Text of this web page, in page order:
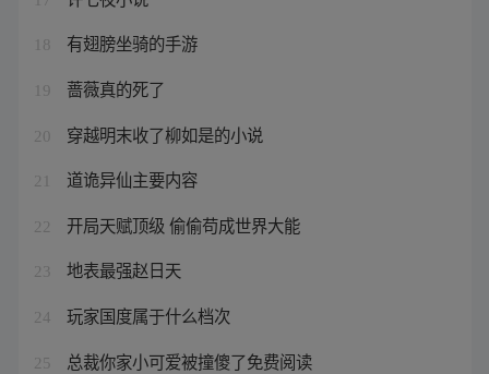
18 有翅膀坐骑的手游
19 蔷薇真的死了
20 穿越明末收了柳如是的小说
21 道诡异仙主要内容
22 开局天赋顶级 偷偷苟成世界大能
23 地表最强赵日天
24 玩家国度属于什么档次
25 总裁你家小可爱被撞傻了免费阅读